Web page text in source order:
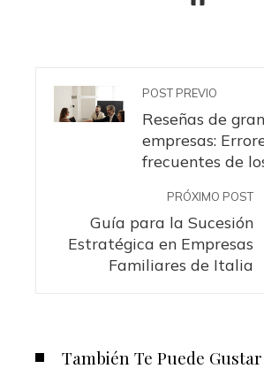
POST PREVIO
Reseñas de
empresas:
frecuentes de
PRÓXIMO POST
Guía para la Sucesión
Estratégica en Empresas
Familiares de Italia
También Te Puede Gustar